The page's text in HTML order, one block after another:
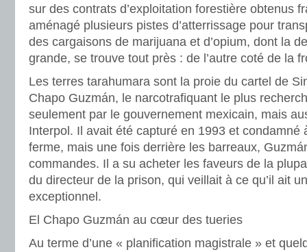
sur des contrats d’exploitation forestière obtenus
aménagé plusieurs pistes d’atterrissage pour
des cargaisons de marijuana et d’opium, dont la
grande, se trouve tout près : de l’autre coté de la
Les terres tarahumara sont la proie du cartel de
Chapo Guzmán, le narcotrafiquant le plus
seulement par le gouvernement mexicain, mais
Interpol. Il avait été capturé en 1993 et condamné
ferme, mais une fois derrière les barreaux,
commandes. Il a su acheter les faveurs de la
du directeur de la prison, qui veillait à ce qu’il ait
exceptionnel.
El Chapo Guzmán au cœur des tueries
Au terme d’une « planification magistrale » et